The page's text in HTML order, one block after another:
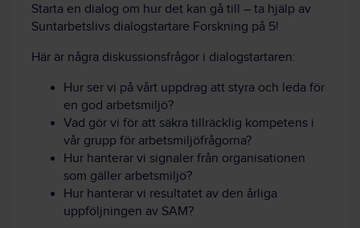
Starta en dialog om hur det kan gå till – ta hjälp av
Suntarbetslivs dialogstartare Forskning på 5!
Här är några diskussionsfrågor i dialogstartaren:
Hur ser vi på vårt uppdrag att styra och leda för
en god arbetsmiljö?
Vad gör vi för att säkra tillräcklig kompetens i
vår grupp för arbetsmiljöfrågorna?
Hur hanterar vi signaler från organisationen
som gäller arbetsmiljö?
Hur hanterar vi resultatet av den årliga
uppföljningen av SAM?